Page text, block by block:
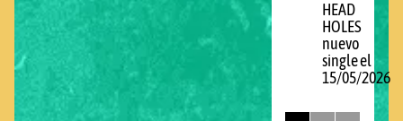
HEAD
HOLES
nuevo
single el
15/05/2026